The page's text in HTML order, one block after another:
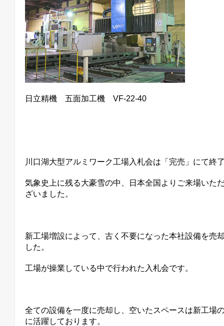
日立精機 五面加工機 VF-22-40
川口湖大型アルミワーク工場入札会は「完売」にて終
気象史上に残る大豪雪の中、日本全国よりご来場いた
ざいました。
新工場増設によって、古く不要になった本社設備を売
した。
工場が操業している中で行われた入札会です。
全ての設備を一度に売却し、空いたスペースは新工場
に活躍しております。